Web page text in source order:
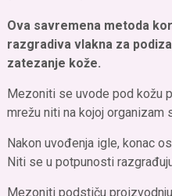
Ova savremena metoda
razgradiva vlakna za
zatezanje kože.
Mezoniti se uvode pod kožu
mrežu niti na kojoj organizam
Nakon uvođenja igle, konac
Niti se u potpunosti
Mezoniti podstiču